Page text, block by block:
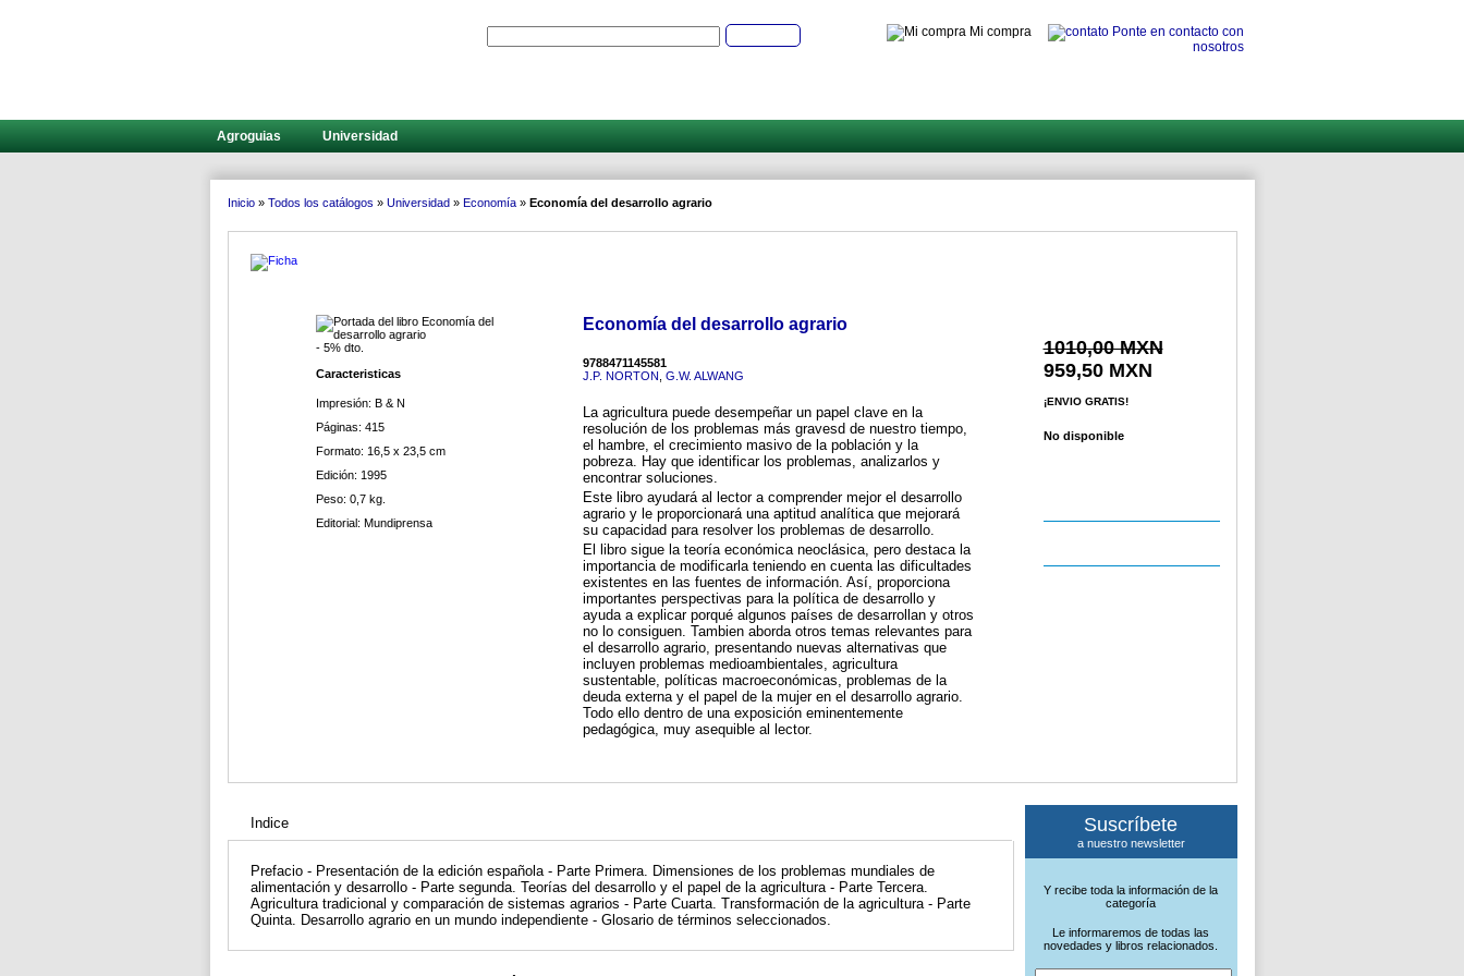
Mi compra
Ponte en contacto con
nosotros
Agroguias Universidad
Inicio» Todos los catálogos » Universidad» Economía» Economía del desarrollo agrario
- 5% dto.
Caracteristicas
Impresión: B & N
Páginas: 415
Formato: 16,5 x 23,5 cm
Edición: 1995
Peso: 0,7 kg.
Editorial: Mundiprensa
Economía del desarrollo agrario
9788471145581
J.P. NORTON G.W. ALWANG
La agricultura puede desempeñar un papel clave en la
resolución de los problemas más gravesd de nuestro tiempo,
el hambre, el crecimiento masivo de la población y la
pobreza. Hay que identificar los problemas, analizarlos y
encontrar soluciones.
Este libro ayudará al lector a comprender mejor el desarrollo
agrario y le proporcionará una aptitud analítica que mejorará
su capacidad para resolver los problemas de desarrollo.
El libro sigue la teoría económica neoclásica, pero destaca la
importancia de modificarla teniendo en cuenta las dificultades
existentes en las fuentes de información. Así, proporciona
importantes perspectivas para la política de desarrollo y
ayuda a explicar porqué algunos países de desarrollan y otros
no lo consiguen. Tambien aborda otros temas relevantes para
el desarrollo agrario, presentando nuevas alternativas que
incluyen problemas medioambientales, agricultura
sustentable, políticas macroeconómicas, problemas de la
deuda externa y el papel de la mujer en el desarrollo agrario.
Todo ello dentro de una exposición eminentemente
pedagógica, muy asequible al lector.
1010,00 MXN
959,50 MXN
¡ENVIO GRATIS!
No disponible
Suscríbete
a nuestro newsletter
Y recibe toda la información de la
categoría
Le informaremos de todas las
novedades y libros relacionados.
Indice
Prefacio - Presentación de la edición española - Parte Primera. Dimensiones de los problemas mundiales de
alimentación y desarrollo - Parte segunda. Teorías del desarrollo y el papel de la agricultura - Parte Tercera.
Agricultura tradicional y comparación de sistemas agrarios - Parte Cuarta. Transformación de la agricultura - Parte
Quinta. Desarrollo agrario en un mundo independiente - Glosario de términos seleccionados.